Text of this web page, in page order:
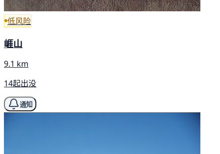
低风险
崕山
9.1 km
14起出没
通知